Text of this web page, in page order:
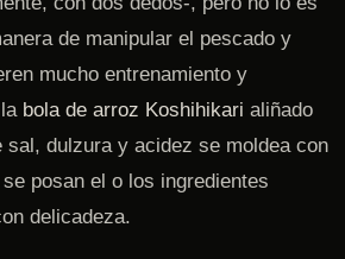
de manipular el pescado y
mucho entrenamiento y
bola de arroz Koshihikari aliñado
sal, dulzura y acidez se moldea con
posan el o los ingredientes
delicadeza.